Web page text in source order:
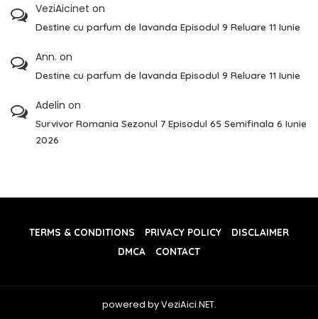
VeziAicinet on
Destine cu parfum de lavanda Episodul 9 Reluare 11 Iunie
Ann. on
Destine cu parfum de lavanda Episodul 9 Reluare 11 Iunie
Adelin on
Survivor Romania Sezonul 7 Episodul 65 Semifinala 6 Iunie
2026
TERMS & CONDITIONS PRIVACY POLICY
DISCLAIMER
DMCA
CONTACT
powered by VeziAici.NET.